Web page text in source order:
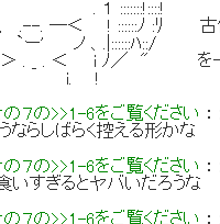
:::::::!::::!
! ::::::ﾉ :ﾘ 古代イン
ノ 、.|::::::ﾊ::/
" を一緒にしては
!
７の>>1-6をご覧ください ：
らしばらく控える形かな
７の>>1-6をご覧ください ：
いすぎるとヤバいだろうな
７の>>1-6をご覧ください ：